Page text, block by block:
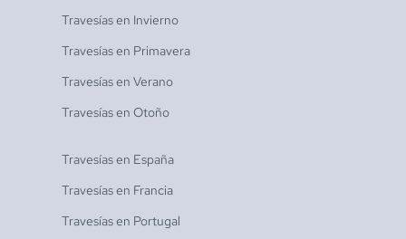
Travesías en Invierno
Travesías en Primavera
Travesías en Verano
Travesías en Otoño
Travesías en España
Travesías en Francia
Travesías en Portugal